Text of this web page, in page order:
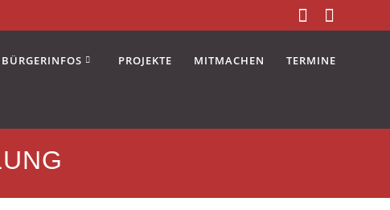
BÜRGERINFOS PROJEKTE MITMACHEN TERMINE